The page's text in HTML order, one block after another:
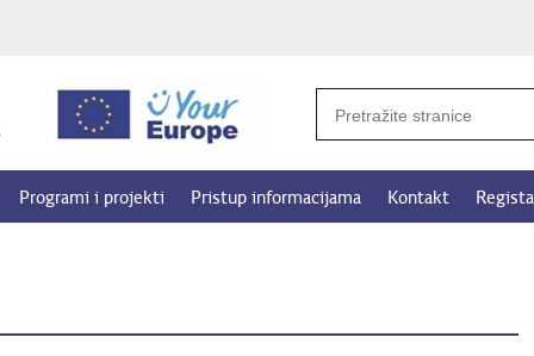
Programi i projekti Pristup informacijama Kontakt